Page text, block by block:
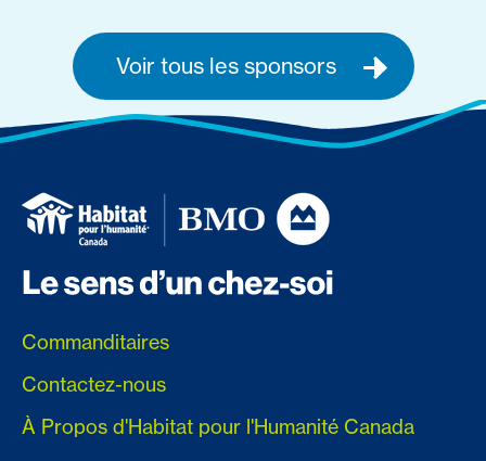
Voir tous les sponsors
Commanditaires
Contactez-nous
À Propos d'Habitat pour l'Humanité Canada